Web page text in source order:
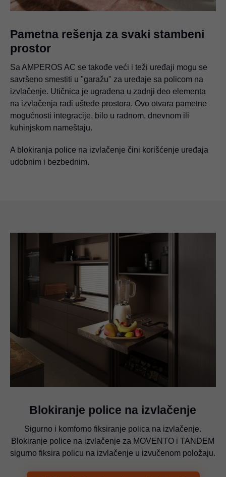
Pametna rešenja za svaki stambeni
prostor
Sa AMPEROS AC se takođe veći i teži uređaji mogu se
savršeno smestiti u "garažu" za uređaje sa policom na
izvlačenje. Utičnica je ugrađena u zadnji deo elementa
na izvlačenja radi uštede prostora. Ovo otvara pametne
mogućnosti integracije, bilo u radnom, dnevnom ili
kuhinjskom nameštaju.
A blokiranja police na izvlačenje čini korišćenje uređaja
udobnim i bezbednim.
Blokiranje police na izvlačenje
Sigurno i komforno fiksiranje polica na izvlačenje.
Blokiranje police na izvlačenje za MOVENTO i TANDEM
sigurno fiksira policu na izvlačenje u izvučenom položaju.